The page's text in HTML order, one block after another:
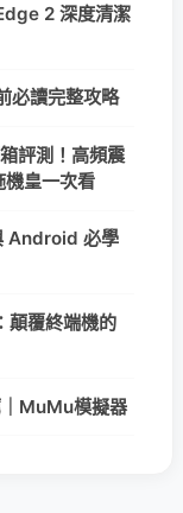
2 深度清潔
必讀完整攻略
評測！高頻震
皇一次看
Android 必學
顛覆終端機的
MuMu模擬器